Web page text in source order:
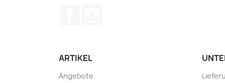
ARTIKEL
Angebote